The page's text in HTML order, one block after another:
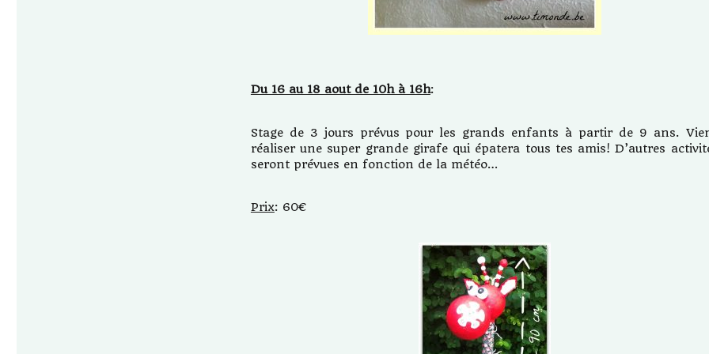
Du 16 au 18 aout de 10h à 16h:
Stage de 3 jours prévus pour les grands enfants à partir de 9 ans.
réaliser une super grande girafe qui épatera tous tes amis! D’autres
seront prévues en fonction de la météo…
Prix: 60€